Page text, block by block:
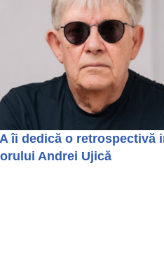
îi dedică o retrospectivă
Andrei Ujică